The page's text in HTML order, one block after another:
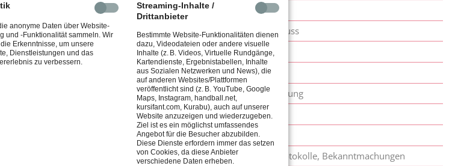
§ 14 Vorstand
§ 15 Hauptausschuss
§ 16 Ältestenrat
§ 17 Abteilungen
§ 18 Jugendvertretung
§ 19 Kassenprüfer
§ 20 Ordnungen
§ 21 Textform, Protokolle, Bekanntmachungen
anonyme Daten über Website-
und -Funktionalität sammeln. Wir
Erkenntnisse, um unsere
Dienstleistungen und das
zu verbessern.
Streaming-Inhalte /
Drittanbieter
Bestimmte Website-Funktionalitäten dienen
dazu, Videodateien oder andere visuelle
Inhalte (z. B. Videos, Virtuelle Rundgänge,
Kartendienste, Ergebnistabellen, Inhalte
aus Sozialen Netzwerken und News), die
auf anderen Websites/Plattformen
veröffentlicht sind (z. B. YouTube, Google
Maps, Instagram, handball.net,
kursifant.com, Kurabu), auch auf unserer
Website anzuzeigen und wiederzugeben.
Ziel ist es ein möglichst umfassendes
Angebot für die Besucher abzubilden.
Diese Dienste erfordern immer das setzen
von Cookies, da diese Anbieter
verschiedene Daten erheben.